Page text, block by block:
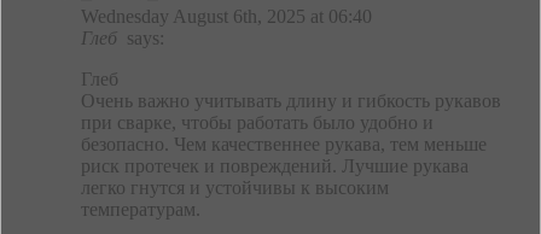
Wednesday August 6th, 2025 at 06:40
Глеб says:
Глеб
Очень важно учитывать длину и гибкость рукавов
при сварке, чтобы работать было удобно и
безопасно. Чем качественнее рукава, тем меньше
риск протечек и повреждений. Лучшие рукава
легко гнутся и устойчивы к высоким
температурам.